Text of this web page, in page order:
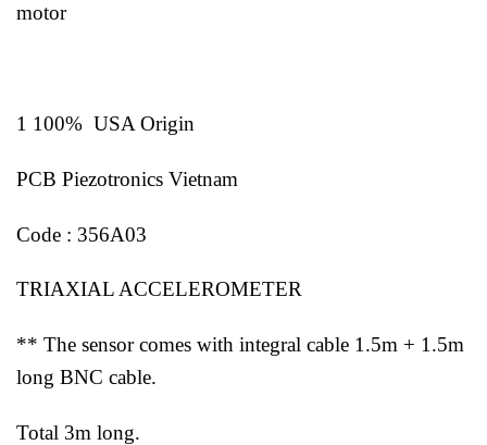
motor
1 100% USA Origin
PCB Piezotronics Vietnam
Code : 356A03
TRIAXIAL ACCELEROMETER
** The sensor comes with integral cable 1.5m + 1.5m
long BNC cable.
Total 3m long.